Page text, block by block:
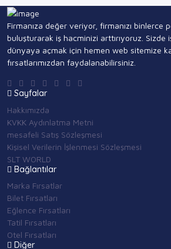
Firmanıza değer veriyor, firmanızı binlerce
buluşturarak iş hacminizi arttırıyoruz. Sizde
dünyaya açmak için hemen web sitemize
fırsatlarımızdan faydalanabilirsiniz.
Sayfalar
Hakkımızda
KVKK Aydınlatma Metni
mesafeli Satış Sözleşmesi
Kişisel Verilerin İşlenmesi Sözleşmesi
SLT WORLD
Bağlantılar
Marka Fırsatlar
Bilet Fırsatları
Eğlence Fırsatları
Tatil Fırsatları
Otel Fırsatları
Diğer